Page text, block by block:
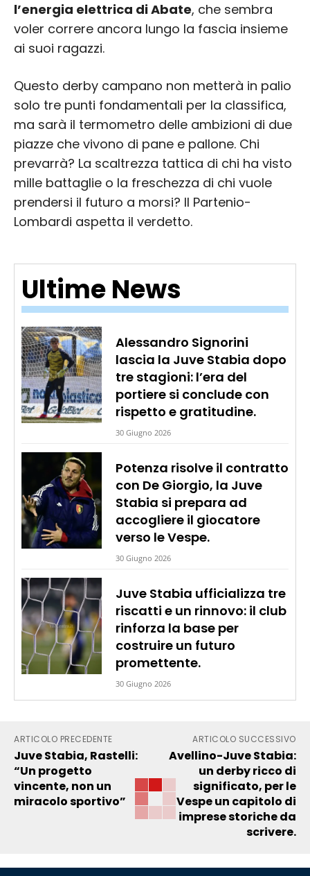
Ultime News
Alessandro Signorini
lascia la Juve Stabia dopo
tre stagioni: l’era del
portiere si conclude con
rispetto e gratitudine.
30 Giugno 2026
Potenza risolve il contratto
con De Giorgio, la Juve
Stabia si prepara ad
accogliere il giocatore
verso le Vespe.
30 Giugno 2026
Juve Stabia ufficializza tre
riscatti e un rinnovo: il club
rinforza la base per
costruire un futuro
promettente.
30 Giugno 2026
l’energia elettrica di Abate, che sembra
voler correre ancora lungo la fascia insieme
ai suoi ragazzi.
Questo derby campano non metterà in palio
solo tre punti fondamentali per la classifica,
ma sarà il termometro delle ambizioni di due
piazze che vivono di pane e pallone. Chi
prevarrà? La scaltrezza tattica di chi ha visto
mille battaglie o la freschezza di chi vuole
prendersi il futuro a morsi? Il Partenio-
Lombardi aspetta il verdetto.
ARTICOLO PRECEDENTE
Juve Stabia, Rastelli:
“Un progetto
vincente, non un
miracolo sportivo”
ARTICOLO SUCCESSIVO
Avellino-Juve Stabia:
un derby ricco di
significato, per le
Vespe un capitolo di
imprese storiche da
scrivere.